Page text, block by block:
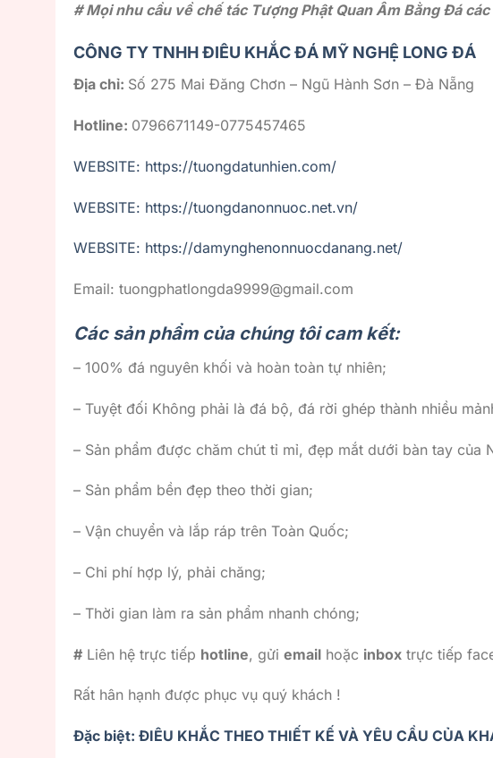
# Mọi nhu cầu về chế tác Tượng Phật Quan Âm Bằng Đá
CÔNG TY TNHH ĐIÊU KHẮC ĐÁ MỸ NGHỆ LONG ĐÁ
Địa chỉ: Số 275 Mai Đăng Chơn – Ngũ Hành Sơn – Đà Nẵng
Hotline: 0796671149-0775457465
WEBSITE: https://tuongdatunhien.com/
WEBSITE: https://tuongdanonnuoc.net.vn/
WEBSITE: https://damynghenonnuocdanang.net/
Email: tuongphatlongda9999@gmail.com
Các sản phẩm của chúng tôi cam kết:
– 100% đá nguyên khối và hoàn toàn tự nhiên;
– Tuyệt đối Không phải là đá bộ, đá rời ghép thành nhiều
– Sản phẩm được chăm chút tỉ mỉ, đẹp mắt dưới bàn tay của
– Sản phẩm bền đẹp theo thời gian;
– Vận chuyển và lắp ráp trên Toàn Quốc;
– Chi phí hợp lý, phải chăng;
– Thời gian làm ra sản phẩm nhanh chóng;
# Liên hệ trực tiếp hotline, gửi email hoặc inbox trực tiếp
Rất hân hạnh được phục vụ quý khách !
Đặc biệt: ĐIÊU KHẮC THEO THIẾT KẾ VÀ YÊU CẦU CỦA